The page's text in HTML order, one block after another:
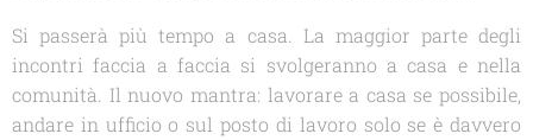
Si passerà più tempo a casa. La maggior parte degli
incontri faccia a faccia si svolgeranno a casa e nella
comunità. Il nuovo mantra: lavorare a casa se possibile,
andare in ufficio o sul posto di lavoro solo se è davvero